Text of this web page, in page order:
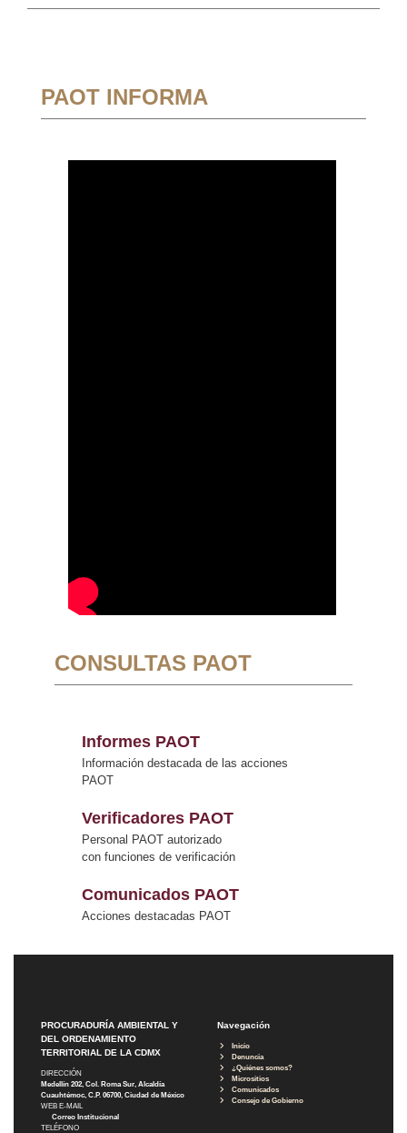
PAOT INFORMA
CONSULTAS PAOT
Informes PAOT
Información destacada de las acciones
PAOT
Verificadores PAOT
Personal PAOT autorizado
con funciones de verificación
Comunicados PAOT
Acciones destacadas PAOT
PROCURADURÍA AMBIENTAL Y
DEL ORDENAMIENTO
TERRITORIAL DE LA CDMX
DIRECCIÓN
Medellín 202, Col. Roma Sur, Alcaldía
Cuauhtémoc, C.P. 06700, Ciudad de México
WEB E-MAIL
Correo Institucional
TELÉFONO
Navegación
Inicio
Denuncia
¿Quiénes somos?
Micrositios
Comunicados
Consejo de Gobierno